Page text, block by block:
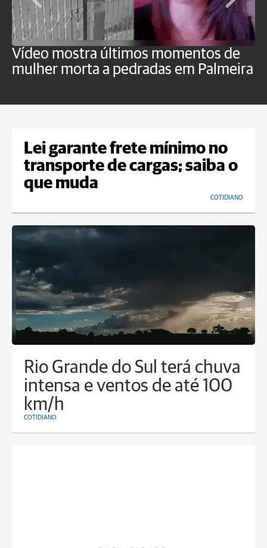
Vídeo mostra últimos momentos de
mulher morta a pedradas em Palmeira
Lei garante frete mínimo no
transporte de cargas; saiba o
que muda
COTIDIANO
Rio Grande do Sul terá chuva
intensa e ventos de até 100
km/h
COTIDIANO